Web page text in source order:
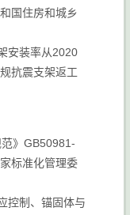
国住房和城乡
安装率从2020
抗震支架返工
》GB50981-
标准化管理委
控制、锚固体与